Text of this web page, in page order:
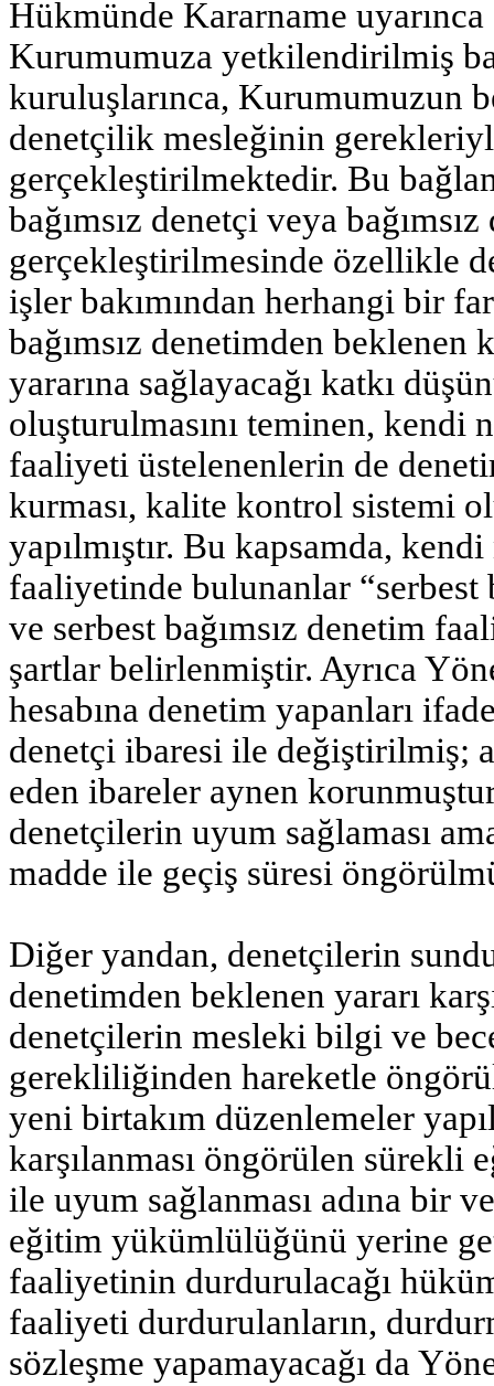
Hükmünde Kararname uyarınca
Kurumumuza yetkilendirilmiş
kuruluşlarınca, Kurumumuzun
denetçilik mesleğinin
gerçekleştirilmektedir. Bu
bağımsız denetçi veya
gerçekleştirilmesinde özellikle
işler bakımından herhangi bir
bağımsız denetimden beklenen
yararına sağlayacağı katkı
oluşturulmasını teminen, kendi
faaliyeti üstelenenlerin de
kurması, kalite kontrol sistemi
yapılmıştır. Bu kapsamda,
faaliyetinde bulunanlar “serbest
ve serbest bağımsız denetim
şartlar belirlenmiştir. Ayrıca
hesabına denetim yapanları
denetçi ibaresi ile değiştirilmiş;
eden ibareler aynen
denetçilerin uyum sağlaması
madde ile geçiş süresi
Diğer yandan, denetçilerin
denetimden beklenen yararı
denetçilerin mesleki bilgi ve
gerekliliğinden hareketle
yeni birtakım düzenlemeler
karşılanması öngörülen
ile uyum sağlanması adına bir
eğitim yükümlülüğünü yerine
faaliyetinin durdurulacağı
faaliyeti durdurulanların,
sözleşme yapamayacağı da